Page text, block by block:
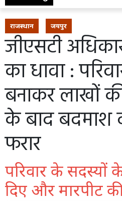
राजस्थान जयपुर
जीएसटी
का धावा :
बनाकर लाखों
के बाद बदमाश
फरार
परिवार के सदस्यों
दिए और मारपीट